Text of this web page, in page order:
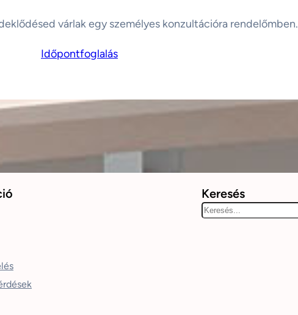
várlak egy személyes konzultációra rendelőmben.
Időpontfoglalás
Keresés
K